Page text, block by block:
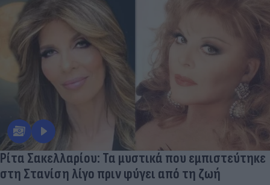
Ρίτα Σακελλαρίου: Τα μυστικά που εμπιστεύτηκε
στη Στανίση λίγο πριν φύγει από τη ζωή